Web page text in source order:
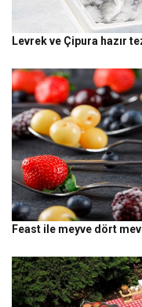
Levrek ve Çipura hazır
Feast ile meyve dört